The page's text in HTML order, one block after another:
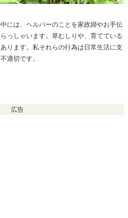
には、ヘルパーのことを家政婦やお手伝
っしゃいます。草むしりや、育てている
ります。私それらの行為は日常生活に支
適切です。
広告